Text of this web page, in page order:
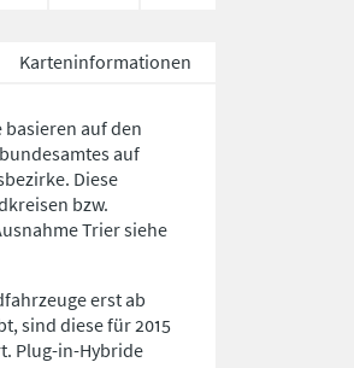
Karteninformationen
basieren auf den
auf
Diese
bzw.
Trier siehe
erst ab
sind diese für 2015
Plug-in-Hybride